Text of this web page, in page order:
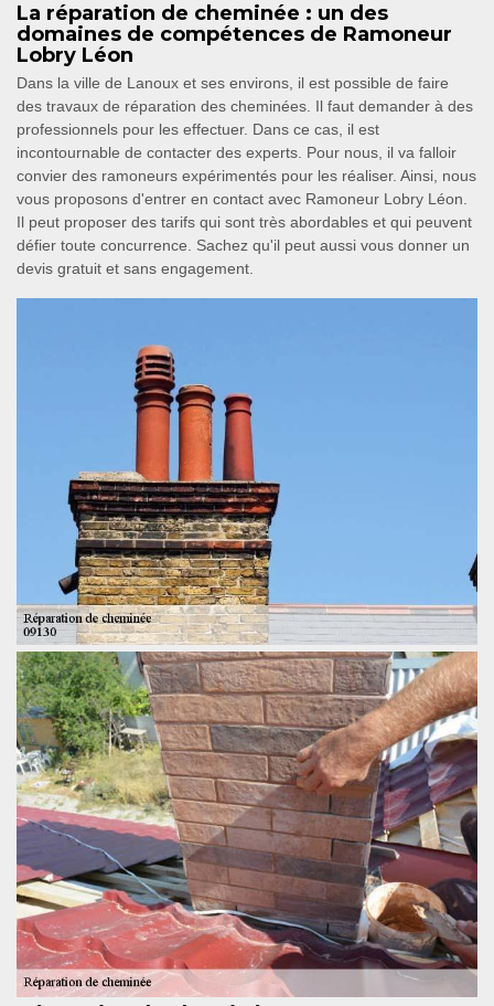
La réparation de cheminée : un des
domaines de compétences de Ramoneur
Lobry Léon
Dans la ville de Lanoux et ses environs, il est possible de faire
des travaux de réparation des cheminées. Il faut demander à des
professionnels pour les effectuer. Dans ce cas, il est
incontournable de contacter des experts. Pour nous, il va falloir
convier des ramoneurs expérimentés pour les réaliser. Ainsi, nous
vous proposons d'entrer en contact avec Ramoneur Lobry Léon.
Il peut proposer des tarifs qui sont très abordables et qui peuvent
défier toute concurrence. Sachez qu'il peut aussi vous donner un
devis gratuit et sans engagement.